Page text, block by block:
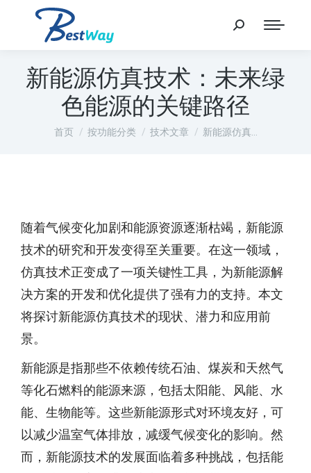
新能源仿真技术：未来绿
色能源的关键路径
您在这里：
首页 按功能分类 技术文章 新能源仿真…
随着气候变化加剧和能源资源逐渐枯竭，新能源
技术的研究和开发变得至关重要。在这一领域，
仿真技术正变成了一项关键性工具，为新能源解
决方案的开发和优化提供了强有力的支持。本文
将探讨新能源仿真技术的现状、潜力和应用前
景。
新能源是指那些不依赖传统石油、煤炭和天然气
等化石燃料的能源来源，包括太阳能、风能、水
能、生物能等。这些新能源形式对环境友好，可
以减少温室气体排放，减缓气候变化的影响。然
而，新能源技术的发展面临着多种挑战，包括能